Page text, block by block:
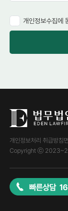
개인정보수집에
개인정보처리 취급방침
Copyright ⓒ
빠른상담